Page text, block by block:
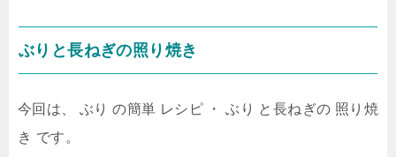
ぶりと長ねぎの照り焼き
今回は、 ぶり の簡単 レシピ ・ ぶり と長ねぎの 照り焼
き です。